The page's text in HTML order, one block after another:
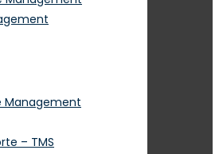
Management
– TMS